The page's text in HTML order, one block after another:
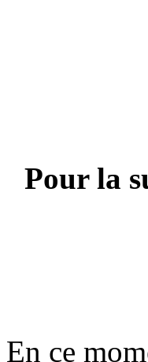
Pour la
En ce